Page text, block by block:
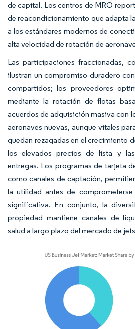
de capital. Los centros de MRO
de reacondicionamiento que adapta
a los estándares modernos de
alta velocidad de rotación de
Las participaciones fraccionadas,
ilustran un compromiso duradero
compartidos; los proveedores
mediante la rotación de flotas
acuerdos de adquisición masiva con
aeronaves nuevas, aunque vitales
quedan rezagadas en el crecimiento
los elevados precios de lista y
entregas. Los programas de tarjeta
como canales de captación,
la utilidad antes de
significativa. En conjunto, la
propiedad mantiene canales de
salud a largo plazo del mercado de